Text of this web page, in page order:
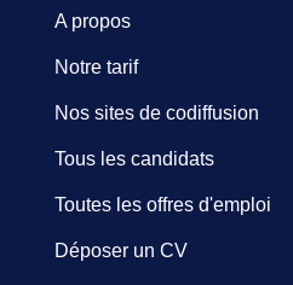
A propos
Notre tarif
Nos sites de codiffusion
Tous les candidats
Toutes les offres d'emploi
Déposer un CV